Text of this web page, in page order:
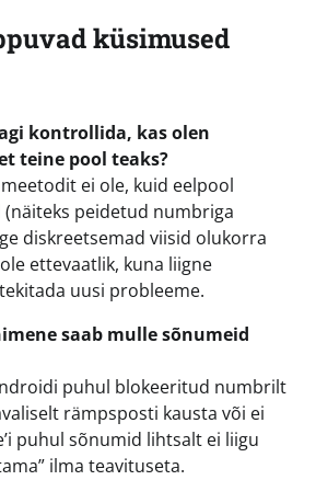
küsimused
kontrollida, kas olen
teine pool teaks?
ei ole, kuid eelpool
peidetud numbriga
diskreetsemad viisid olukorra
ettevaatlik, kuna liigne
uusi probleeme.
saab mulle sõnumeid
puhul blokeeritud numbrilt
rämpsposti kausta või ei
puhul sõnumid lihtsalt ei liigu
ilma teavituseta.